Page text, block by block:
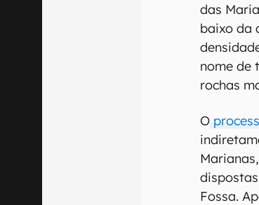
das
baixo da
nome de
rochas
O
Fossa.